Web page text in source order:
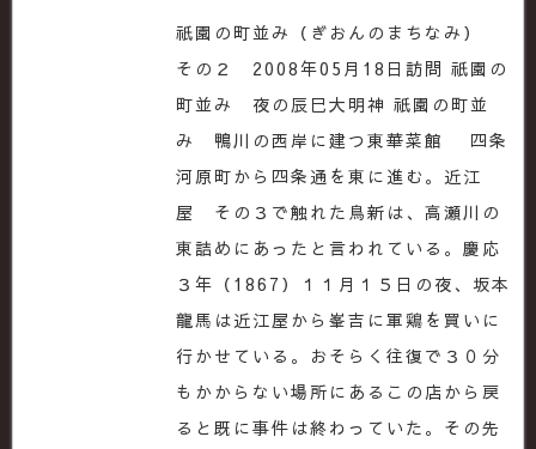
祇園の町並み（ぎおんのまちなみ）
その２ 2008年05月18日訪問 祇園の
町並み 夜の辰巳大明神 祇園の町並
み 鴨川の西岸に建つ東華菜館 四条
河原町から四条通を東に進む。近江
屋 その３で触れた鳥新は、高瀬川の
東詰めにあったと言われている。慶応
３年（1867）１１月１５日の夜、坂本
龍馬は近江屋から峯吉に軍鶏を買いに
行かせている。おそらく往復で３０分
もかからない場所にあるこの店から戻
ると既に事件は終わっていた。その先